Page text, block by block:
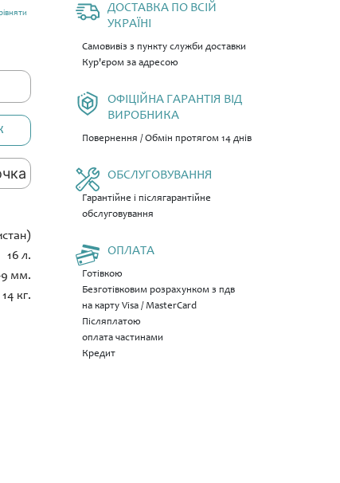
16 л.
9 мм.
14 кг.
ДОСТАВКА ПО ВСІЙ
УКРАЇНІ
Самовивіз з пункту служби доставки
Кур'єром за адресою
ОФІЦІЙНА ГАРАНТІЯ ВІД
ВИРОБНИКА
Повернення / Обмін протягом 14 днів
ОБСЛУГОВУВАННЯ
Гарантійне і післягарантійне
обслуговування
ОПЛАТА
Готівкою
Безготівковим розрахунком з пдв
на карту Visa / MasterCard
Післяплатою
оплата частинами
Кредит